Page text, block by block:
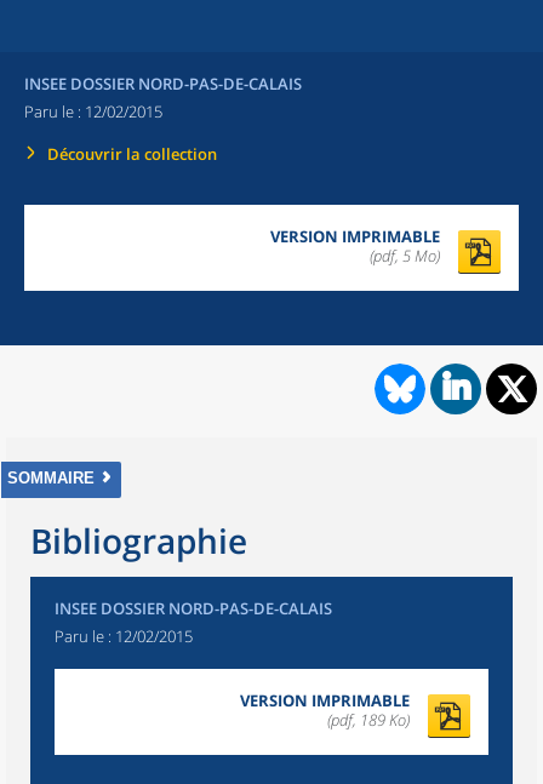
INSEE DOSSIER NORD-PAS-DE-CALAIS
Paru le : 12/02/2015
Découvrir la collection
VERSION IMPRIMABLE
(pdf, 5 Mo)
SOMMAIRE
Bibliographie
INSEE DOSSIER NORD-PAS-DE-CALAIS
Paru le : 12/02/2015
VERSION IMPRIMABLE
(pdf, 189 Ko)